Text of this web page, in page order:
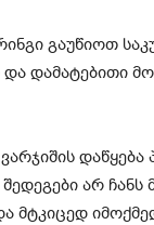
გაუწიოთ
დამატებითი
არ
მტკიცედ